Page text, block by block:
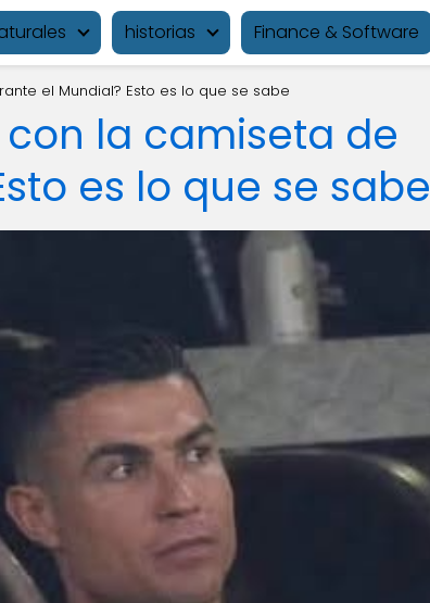
historias Finance & Software
el Mundial? Esto es lo que se sabe
la camiseta de
es lo que se sabe